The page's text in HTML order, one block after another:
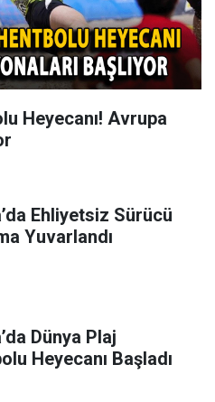
Heyecanı! Avrupa
Ehliyetsiz Sürücü
Yuvarlandı
Dünya Plaj
Heyecanı Başladı